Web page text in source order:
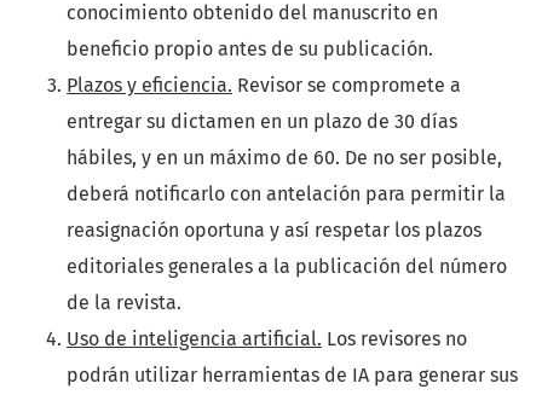
conocimiento obtenido del manuscrito en
beneficio propio antes de su publicación.
Plazos y eficiencia. Revisor se compromete a
entregar su dictamen en un plazo de 30 días
hábiles, y en un máximo de 60. De no ser posible,
deberá notificarlo con antelación para permitir la
reasignación oportuna y así respetar los plazos
editoriales generales a la publicación del número
de la revista.
Uso de inteligencia artificial. Los revisores no
podrán utilizar herramientas de IA para generar sus